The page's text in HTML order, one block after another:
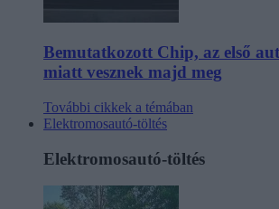
Bemutatkozott Chip, az első
miatt vesznek majd meg
További cikkek a témában
Elektromosautó-töltés
Elektromosautó-töltés